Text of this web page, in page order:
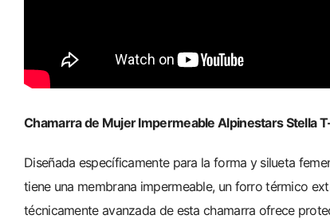
Chamarra de Mujer Impermeable Alpinestars Stella
Diseñada específicamente para la forma y silueta
tiene una membrana impermeable, un forro térmico
técnicamente avanzada de esta chamarra ofrece